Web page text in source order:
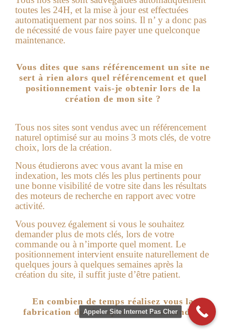
toutes les 24H, et la mise à jour est effectuées
automatiquement par nos soins. Il n’ y a donc pas
de nécessité de vous faire payer une quelconque
maintenance.
Vous dites que sans référencement un site ne
sert à rien alors quel référencement et quel
positionnement vais-je obtenir lors de la
création de mon site ?
Tous nos sites sont vendus avec un référencement
naturel optimisé sur au moins 3 mots clés, de votre
choix, lors de la création.
Nous étudierons avec vous avant la mise en
indexation, les mots clés les plus pertinents pour
une bonne visibilité de votre site dans les résultats
des moteurs de recherche en rapport avec votre
activité.
Vous pouvez également si vous le souhaitez
demander plus de mots clés, lors de votre
commande ou à n’importe quel moment. Le
positionnement intervient ensuite naturellement de
quelques jours à quelques semaines après la
création du site, il suffit juste d’être patient.
En combien de temps réalisez vous la
fabrication du site après ma commande ?
Appeler Site Internet Pas Cher